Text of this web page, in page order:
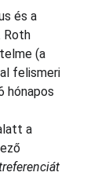
és a
Roth
(a
felismeri
hónapos
a